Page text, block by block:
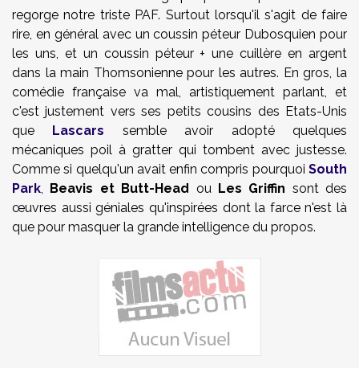
regorge notre triste PAF. Surtout lorsqu'il s'agit de faire
rire, en général avec un coussin péteur Dubosquien pour
les uns, et un coussin péteur + une cuillère en argent
dans la main Thomsonienne pour les autres. En gros, la
comédie française va mal, artistiquement parlant, et
c'est justement vers ses petits cousins des Etats-Unis
que Lascars semble avoir adopté quelques
mécaniques poil à gratter qui tombent avec justesse.
Comme si quelqu'un avait enfin compris pourquoi South
Park, Beavis et Butt-Head ou Les Griffin sont des
œuvres aussi géniales qu'inspirées dont la farce n'est là
que pour masquer la grande intelligence du propos.